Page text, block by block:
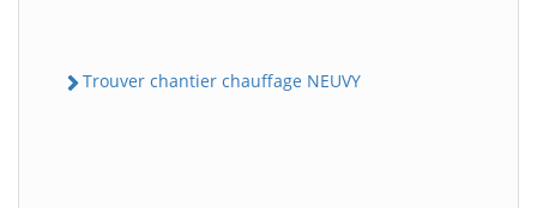
Trouver chantier chauffage NEUVY